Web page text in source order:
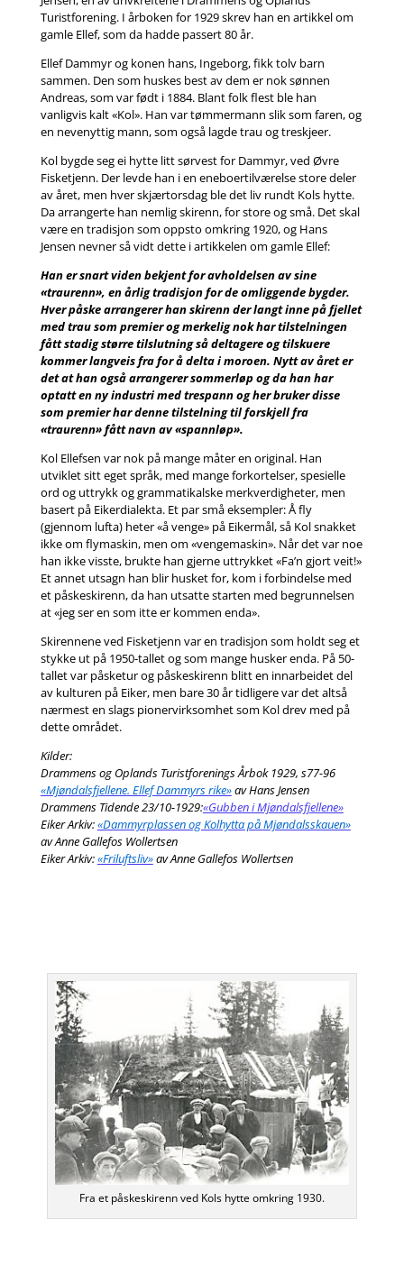
Turistforening. I årboken for 1929 skrev han en artikkel om
gamle Ellef, som da hadde passert 80 år.
Ellef Dammyr og konen hans, Ingeborg, fikk tolv barn
sammen. Den som huskes best av dem er nok sønnen
Andreas, som var født i 1884. Blant folk flest ble han
vanligvis kalt «Kol». Han var tømmermann slik som faren, og
en nevenyttig mann, som også lagde trau og treskjeer.
Kol bygde seg ei hytte litt sørvest for Dammyr, ved Øvre
Fisketjenn. Der levde han i en eneboertilværelse store deler
av året, men hver skjærtorsdag ble det liv rundt Kols hytte.
Da arrangerte han nemlig skirenn, for store og små. Det skal
være en tradisjon som oppsto omkring 1920, og Hans
Jensen nevner så vidt dette i artikkelen om gamle Ellef:
Han er snart viden bekjent for avholdelsen av sine
«traurenn», en årlig tradisjon for de omliggende bygder.
Hver påske arrangerer han skirenn der langt inne på fjellet
med trau som premier og merkelig nok har tilstelningen
fått stadig større tilslutning så deltagere og tilskuere
kommer langveis fra for å delta i moroen. Nytt av året er
det at han også arrangerer sommerløp og da han har
optatt en ny industri med trespann og her bruker disse
som premier har denne tilstelning til forskjell fra
«traurenn» fått navn av «spannløp».
Kol Ellefsen var nok på mange måter en original. Han
utviklet sitt eget språk, med mange forkortelser, spesielle
ord og uttrykk og grammatikalske merkverdigheter, men
basert på Eikerdialekta. Et par små eksempler: Å fly
(gjennom lufta) heter «å venge» på Eikermål, så Kol snakket
ikke om flymaskin, men om «vengemaskin». Når det var noe
han ikke visste, brukte han gjerne uttrykket «Fa’n gjort veit!»
Et annet utsagn han blir husket for, kom i forbindelse med
et påskeskirenn, da han utsatte starten med begrunnelsen
at «jeg ser en som itte er kommen enda».
Skirennene ved Fisketjenn var en tradisjon som holdt seg et
stykke ut på 1950-tallet og som mange husker enda. På 50-
tallet var påsketur og påskeskirenn blitt en innarbeidet del
av kulturen på Eiker, men bare 30 år tidligere var det altså
nærmest en slags pionervirksomhet som Kol drev med på
dette området.
Kilder:
Drammens og Oplands Turistforenings Årbok 1929, s77-96
«Mjøndalsfjellene. Ellef Dammyrs rike»av Hans Jensen
Drammens Tidende 23/10-1929:«Gubben i Mjøndalsfjellene»
Eiker Arkiv:«Dammyrplassen og Kolhytta på Mjøndalsskauen»
av Anne Gallefos Wollertsen
Eiker Arkiv:«Friluftsliv»av Anne Gallefos Wollertsen
Fra et påskeskirenn ved Kols hytte omkring 1930.